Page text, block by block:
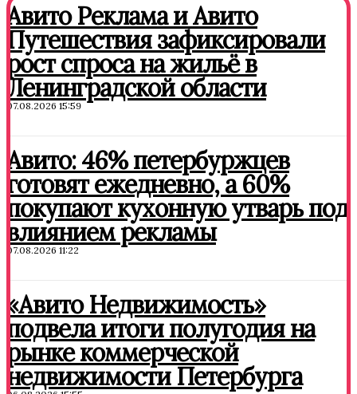
Авито Реклама и Авито
Путешествия зафиксировали
рост спроса на жильё в
Ленинградской области
07.08.2026 15:59
Авито: 46% петербуржцев
готовят ежедневно, а 60%
покупают кухонную утварь под
влиянием рекламы
07.08.2026 11:22
«Авито Недвижимость»
подвела итоги полугодия на
рынке коммерческой
недвижимости Петербурга